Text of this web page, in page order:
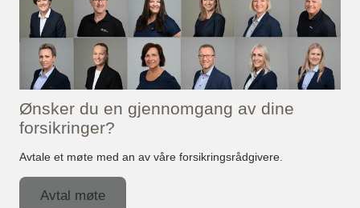
Ønsker du en gjennomgang av dine
forsikringer?
Avtale et møte med an av våre forsikringsrådgivere.
Avtal møte